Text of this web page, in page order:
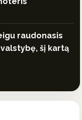
raudonasis
šį kartą